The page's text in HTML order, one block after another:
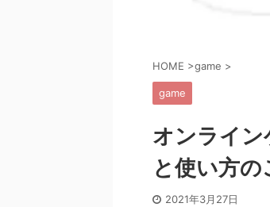
HOME >game >
game
オンライ
と使い方の
2021年3月27日